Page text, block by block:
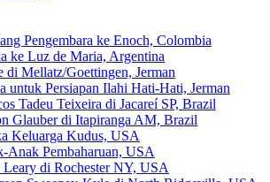
Pengembara ke Enoch, Colombia
ke Luz de Maria, Argentina
di Mellatz/Goettingen, Jerman
untuk Persiapan Ilahi Hati-Hati, Jerman
Tadeu Teixeira di Jacareí SP, Brazil
Glauber di Itapiranga AM, Brazil
Keluarga Kudus, USA
Anak Pembaharuan, USA
Leary di Rochester NY, USA